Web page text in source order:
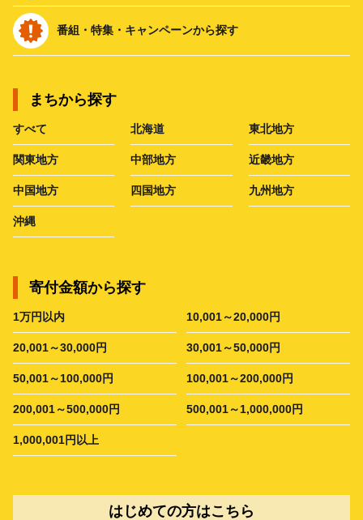
番組・特集・キャンペーンから探す
まちから探す
すべて 北海道 東北地方
関東地方 中部地方 近畿地方
中国地方 四国地方 九州地方
沖縄
寄付金額から探す
1万円以内 10,001～20,000円
20,001～30,000円 30,001～50,000円
50,001～100,000円 100,001～200,000円
200,001～500,000円 500,001～1,000,000円
1,000,001円以上
はじめての方はこちら